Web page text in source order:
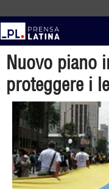
Nuovo piano
proteggere i